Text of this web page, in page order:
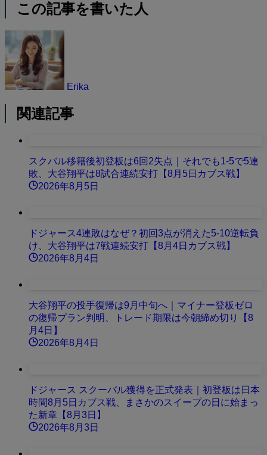
この記事を書いた人
Erika
関連記事
スクバル移籍後初登板は6回2失点｜それでも1-5で5連
敗、大谷翔平は8試合連続安打【8月5日カブス戦】
2026年8月5日
ドジャース4連敗はなぜ？初回3点が消えた5-10逆転負
け、大谷翔平は7戦連続安打【8月4日カブス戦】
2026年8月4日
大谷翔平の投手復帰は9月中旬へ｜マイナー登板ゼロ
の復帰プラン判明、トレード期限は今朝締め切り【8
月4日】
2026年8月4日
ドジャース スクーバル獲得を正式発表｜初登板は日本
時間8月5日カブス戦、まさかのスイープの日に始まっ
た新章【8月3日】
2026年8月3日